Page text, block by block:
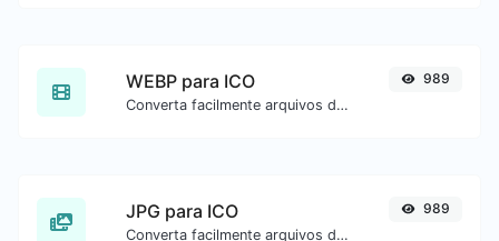
WEBP para ICO
Converta facilmente arquivos de imagem WEBP para ICO.
989
JPG para ICO
Converta facilmente arquivos de imagem JPG para ICO.
989